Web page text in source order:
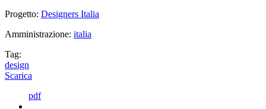
Progetto: Designers Italia
Amministrazione: italia
Tag:
design
Scarica
pdf